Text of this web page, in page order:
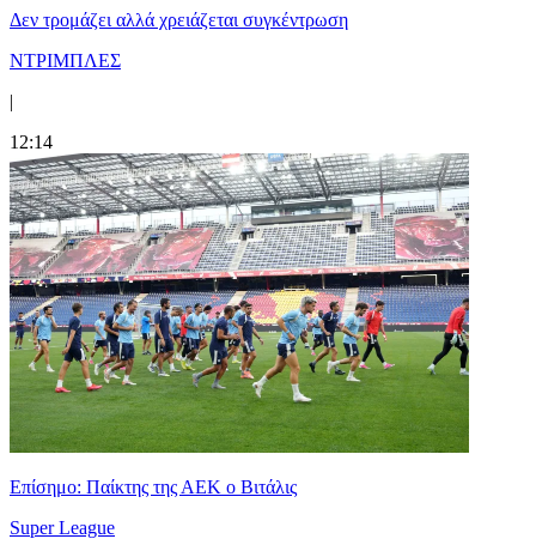
Δεν τρομάζει αλλά χρειάζεται συγκέντρωση
ΝΤΡΙΜΠΛΕΣ
|
12:14
Επίσημο: Παίκτης της ΑΕΚ ο Βιτάλις
Super League